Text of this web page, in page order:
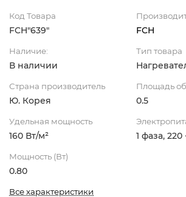
Код Товара
FCH"639" FCH
Наличие:
В наличии
Тип товара
Страна производитель
Ю. Корея
Площадь
0.5
Удельная мощность
160 Вт/м² 1 фаза,
Мощность (Вт)
0.80
Все характеристики